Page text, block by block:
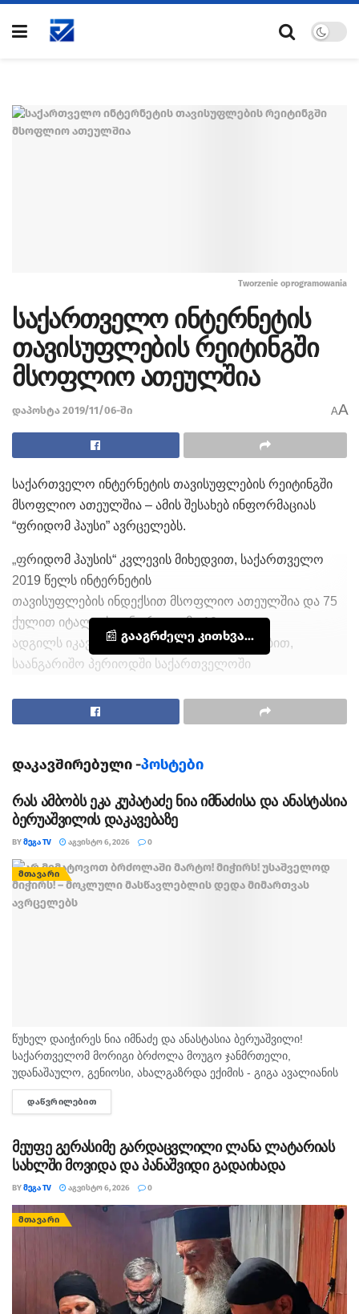
Tworzenie oprogramowania
საქართველო ინტერნეტის
თავისუფლების რეიტინგში
მსოფლიო ათეულშია
დაპოსტა 2019/11/06-ში AA
საქართველო ინტერნეტის თავისუფლების რეიტინგში
მსოფლიო ათეულშია – ამის შესახებ ინფორმაციას
“ფრიდომ ჰაუსი” ავრცელებს.
„ფრიდომ ჰაუსის“ კვლევის მიხედვით, საქართველო
2019 წელს ინტერნეტის
თავისუფლების ინდექსით მსოფლიო ათეულშია და 75
ქულით იტალიასთან ერთად მე-10
ადგილს იკავებს. „ფრიდომ ჰაუსის“ შეფასებით,
საანგარიშო პერიოდში საქართველოში
ინტერნეტის თავისუფლების
კუთხით, საქართველო ისეთ განვითარებულ ქვეყნებს
(73 ქულა) და უნგრეთი (72 ქულა).
ინტერნეტის თავისუფლების რეიტინგში საქართველო
ისეთი ქვეყნების გვერდითაა,
როგორიც საფრანგეთი, დიდი ბრიტანეთი, აშშ,
გერმანია, ავსტრალია, კანადა, ესტონეთი
და ისლანდიაა.
📰 გააგრძელე კითხვა...
თეგები: ინტერნეტი ინტერნეტის თავისუფლება
საქართველო
დაკავშირებული -პოსტები
რას ამბობს ეკა კუპატაძე ნია იმნაძისა და ანასტასია
ბერუაშვილის დაკავებაზე
BYᲛᲔᲒᲐ TV ᲐᲒᲕᲘᲡᲢᲝ 6, 2026 0
ᲛᲗᲐᲕᲐᲠᲘ
წუხელ დაიჭირეს ნია იმნაძე და ანასტასია ბერუაშვილი!
საქართველომ მორიგი ბრძოლა მოუგო ჯანმრთელი,
უდანაშაულო, გენიოსი, ახალგაზრდა ექიმის - გიგა ავალიანის
მკვლელებს! - ასე ეხმაურება სოციალურ ქსელში, მოკლული
მასწავლებლის, გიგა ავალიანის დედა,...
ᲓᲐᲬᲕᲠᲘᲚᲔᲑᲘᲗ
მეუფე გერასიმე გარდაცვლილი ლანა ლატარიას
სახლში მოვიდა და პანაშვიდი გადაიხადა
BYᲛᲔᲒᲐ TV ᲐᲒᲕᲘᲡᲢᲝ 6, 2026 0
ᲛᲗᲐᲕᲐᲠᲘ